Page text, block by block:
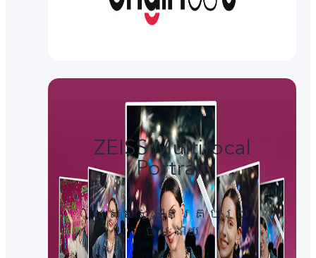
ZEISS Multifocal
Portrait
ស្រស់ស្អាតគ្រប់រយៈ​
ចម្ងាយ